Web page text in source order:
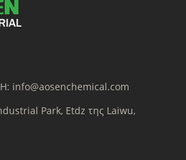
info@aosenchemical.com
Park, Etdz της Laiwu,